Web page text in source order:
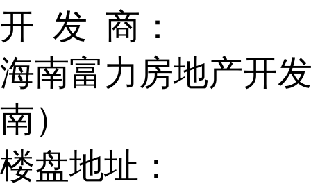
开 发 商：
海南富力房地产开
南）
楼盘地址：